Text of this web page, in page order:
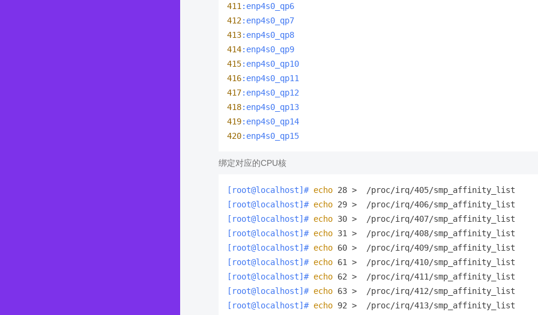
411 :enp4s0_qp6
412:enp4s0_qp7
413:enp4s0_qp8
414:enp4s0_qp9
415:enp4s0_qp10
416:enp4s0_qp11
417:enp4s0_qp12
418:enp4s0_qp13
419:enp4s0_qp14
420:enp4s0_qp15
绑定对应的CPU核
[root@localhost]# echo 28 >  /proc/irq/405/smp_affinity_list
[root@localhost]# echo 29 >  /proc/irq/406/smp_affinity_list
[root@localhost]# echo 30 >  /proc/irq/407/smp_affinity_list
[root@localhost]# echo 31 >  /proc/irq/408/smp_affinity_list
[root@localhost]# echo 60 >  /proc/irq/409/smp_affinity_list
[root@localhost]# echo 61 >  /proc/irq/410/smp_affinity_list
[root@localhost]# echo 62 >  /proc/irq/411/smp_affinity_list
[root@localhost]# echo 63 >  /proc/irq/412/smp_affinity_list
[root@localhost]# echo 92 >  /proc/irq/413/smp_affinity_list